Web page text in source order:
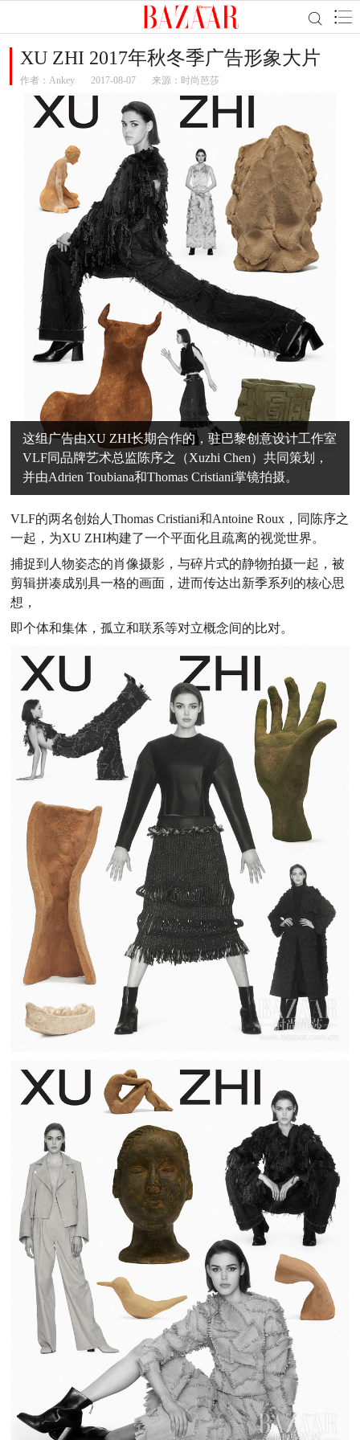
XU ZHI 2017年秋冬季广告形象大片
作者： Ankey 2017-08-07 来源：时尚芭莎
这组广告由XU ZHI长期合作的，驻巴黎创意设计工作室
VLF同品牌艺术总监陈序之（Xuzhi Chen）共同策划，
并由Adrien Toubiana和Thomas Cristiani掌镜拍摄。
VLF的两名创始人Thomas Cristiani和Antoine Roux，同陈序之
一起，为XU ZHI构建了一个平面化且疏离的视觉世界。
捕捉到人物姿态的肖像摄影，与碎片式的静物拍摄一起，被
剪辑拼凑成别具一格的画面，进而传达出新季系列的核心思
想，
即个体和集体，孤立和联系等对立概念间的比对。